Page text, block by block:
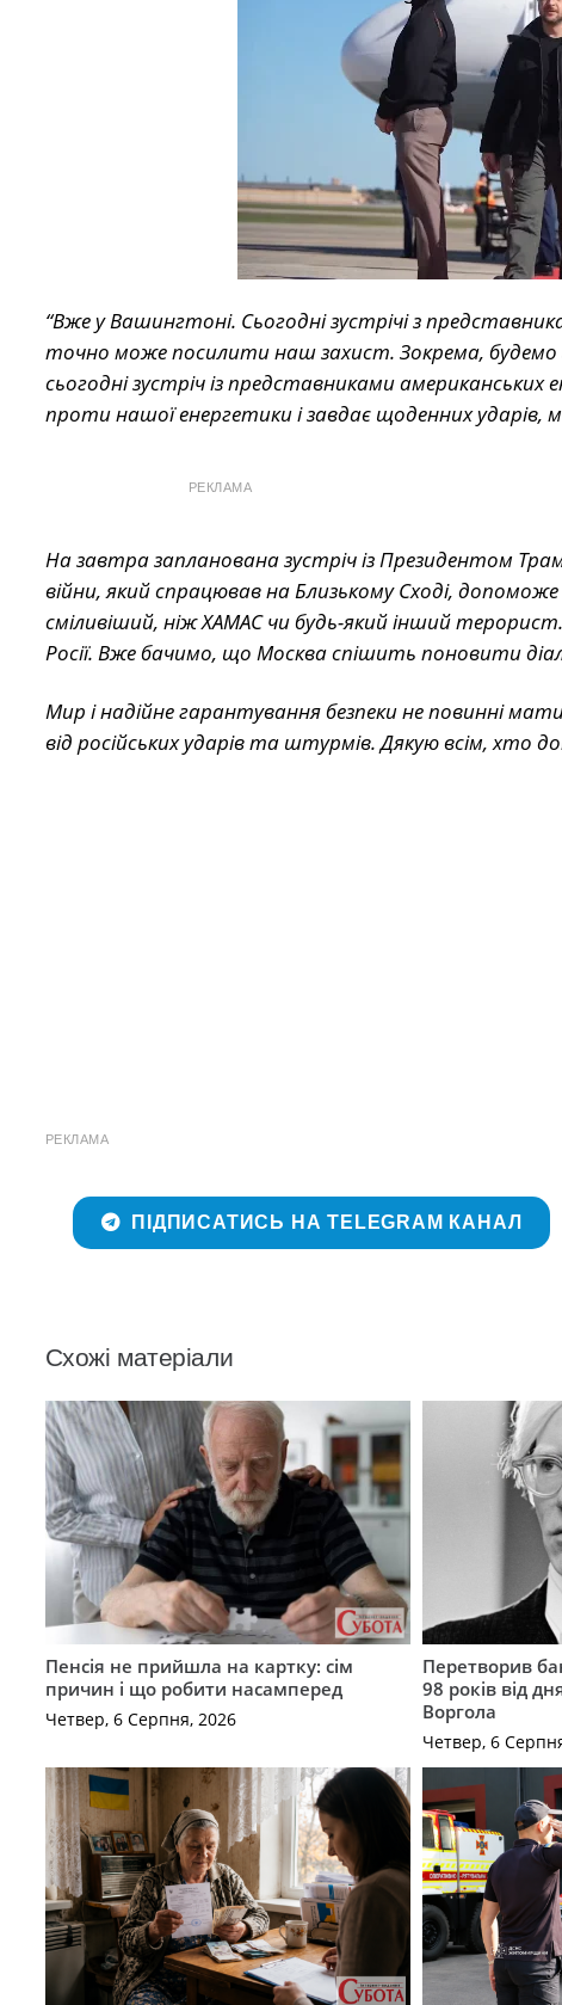
“Вже у Вашингтоні. Сьогодні зустрічі з
точно може посилити наш захист. Зокрема,
сьогодні зустріч із представниками
проти нашої енергетики і завдає щоденних ударів,
РЕКЛАМА
На завтра запланована зустріч із Президентом
війни, який спрацював на Близькому Сході,
сміливіший, ніж ХАМАС чи будь-який інший
Росії. Вже бачимо, що Москва спішить поновити
Мир і надійне гарантування безпеки не повинні
від російських ударів та штурмів. Дякую всім, хто
РЕКЛАМА
ПІДПИСАТИСЬ НА TELEGRAM КАНАЛ
Схожі матеріали
Пенсія не прийшла на картку: сім
причин і що робити насамперед
Четвер, 6 Серпня, 2026
Перетворив
98 років від
Воргола
Четвер, 6